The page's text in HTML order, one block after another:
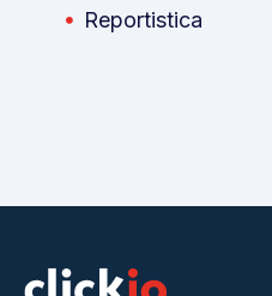
Reportistica